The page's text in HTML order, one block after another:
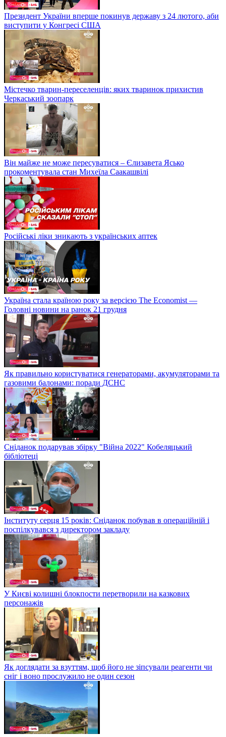
Президент України вперше покинув державу з 24 лютого, аби
виступити у Конгресі США
Містечко тварин-переселенців: яких тваринок прихистив
Черкаський зоопарк
Він майже не може пересуватися – Єлизавета Ясько
прокоментувала стан Михеїла Саакашвілі
Російські ліки зникають з українських аптек
Україна стала країною року за версією The Economist —
Головні новини на ранок 21 грудня
Як правильно користуватися генераторами, акумуляторами та
газовими балонами: поради ДСНС
Сніданок подарував збірку "Війна 2022" Кобеляцький
бібліотеці
Інституту серця 15 років: Сніданок побував в операційній і
поспілкувався з директором закладу
У Києві колишні блокпости перетворили на казкових
персонажів
Як доглядати за взуттям, щоб його не зіпсували реагенти чи
сніг і воно прослужило не один сезон